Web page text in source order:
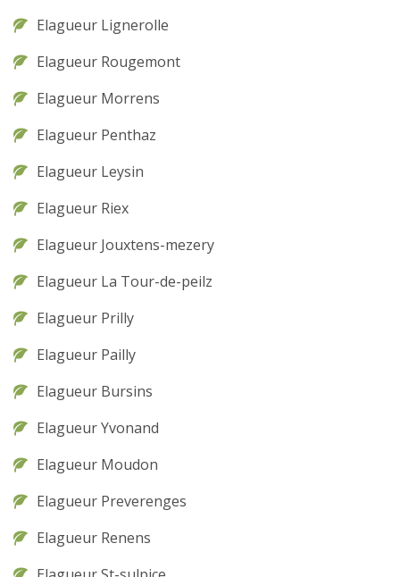
Elagueur Lignerolle
Elagueur Rougemont
Elagueur Morrens
Elagueur Penthaz
Elagueur Leysin
Elagueur Riex
Elagueur Jouxtens-mezery
Elagueur La Tour-de-peilz
Elagueur Prilly
Elagueur Pailly
Elagueur Bursins
Elagueur Yvonand
Elagueur Moudon
Elagueur Preverenges
Elagueur Renens